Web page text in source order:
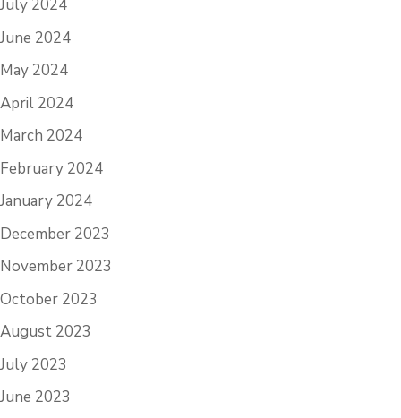
July 2024
June 2024
May 2024
April 2024
March 2024
February 2024
January 2024
December 2023
November 2023
October 2023
August 2023
July 2023
June 2023